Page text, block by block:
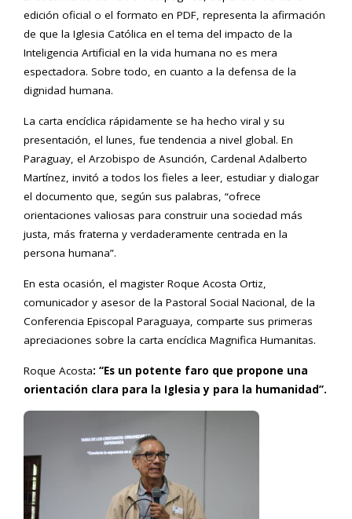
edición oficial o el formato en PDF, representa la afirmación
de que la Iglesia Católica en el tema del impacto de la
Inteligencia Artificial en la vida humana no es mera
espectadora. Sobre todo, en cuanto a la defensa de la
dignidad humana.
La carta encíclica rápidamente se ha hecho viral y su
presentación, el lunes, fue tendencia a nivel global. En
Paraguay, el Arzobispo de Asunción, Cardenal Adalberto
Martínez, invitó a todos los fieles a leer, estudiar y dialogar
el documento que, según sus palabras, “ofrece
orientaciones valiosas para construir una sociedad más
justa, más fraterna y verdaderamente centrada en la
persona humana”.
En esta ocasión, el magister Roque Acosta Ortiz,
comunicador y asesor de la Pastoral Social Nacional, de la
Conferencia Episcopal Paraguaya, comparte sus primeras
apreciaciones sobre la carta encíclica Magnifica Humanitas.
Roque Acosta: “Es un potente faro que propone una
orientación clara para la Iglesia y para la humanidad”.